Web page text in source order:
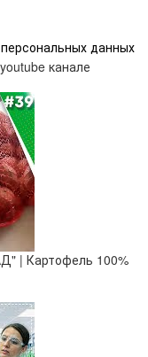
данных
канале
| Картофель 100%